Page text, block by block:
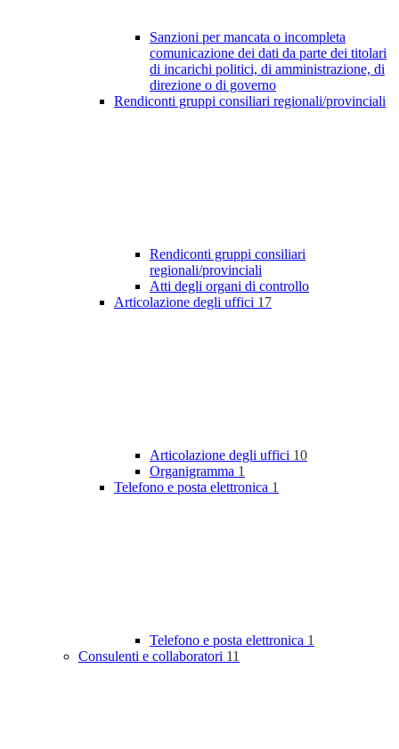
Sanzioni per mancata o incompleta
comunicazione dei dati da parte dei titolari
di incarichi politici, di amministrazione, di
direzione o di governo
Rendiconti gruppi consiliari regionali/provinciali
Rendiconti gruppi consiliari
regionali/provinciali
Atti degli organi di controllo
Articolazione degli uffici 17
Articolazione degli uffici 10
Organigramma 1
Telefono e posta elettronica 1
Telefono e posta elettronica 1
Consulenti e collaboratori 11